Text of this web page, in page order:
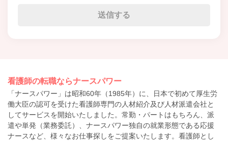
看護師の転職ならナースパワー
「ナースパワー」は昭和60年（1985年）に、日本で初めて厚生労
働大臣の認可を受けた看護師専門の人材紹介及び人材派遣会社と
してサービスを開始いたしました。常勤・パートはもちろん、派
遣や単発（業務委託）、ナースパワー独自の就業形態である応援
ナースなど、様々なお仕事探しをご提案いたします。看護師とし